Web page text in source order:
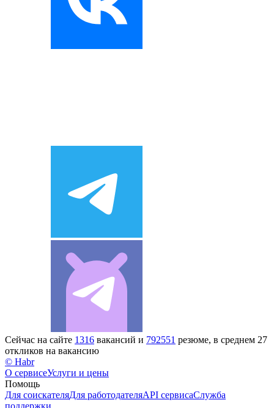
Сейчас на сайте 1316 вакансий и 792551 резюме, в среднем 27
откликов на вакансию
© Habr
О сервисеУслуги и цены
Помощь
Для соискателяДля работодателяAPI сервисаСлужба
поддержки